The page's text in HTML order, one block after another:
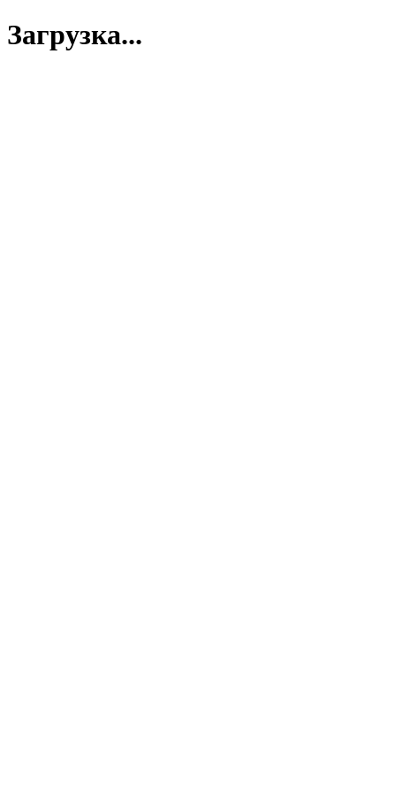
Загрузка...